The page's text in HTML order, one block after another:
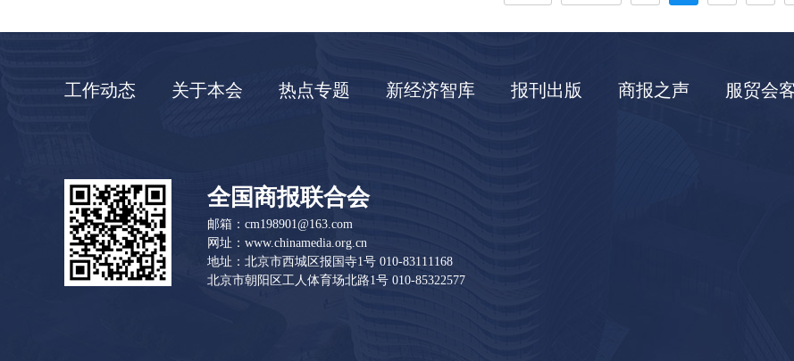
工作动态 关于本会 热点专题 新经济智库 报刊出版 商报之声 服贸会
全国商报联合会
邮箱：cm198901@163.com
网址：www.chinamedia.org.cn
地址：北京市西城区报国寺1号 010-83111168
北京市朝阳区工人体育场北路1号 010-85322577